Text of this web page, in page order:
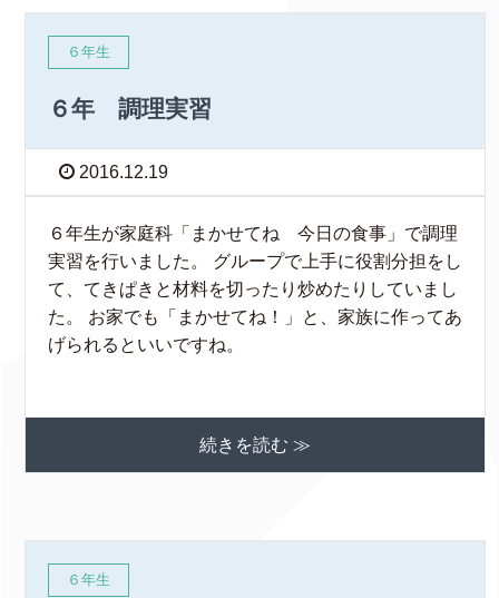
６年生
６年 調理実習
2016.12.19
６年生が家庭科「まかせてね 今日の食事」で調理
実習を行いました。 グループで上手に役割分担をし
て、てきぱきと材料を切ったり炒めたりしていまし
た。 お家でも「まかせてね！」と、家族に作ってあ
げられるといいですね。
続きを読む ≫
６年生